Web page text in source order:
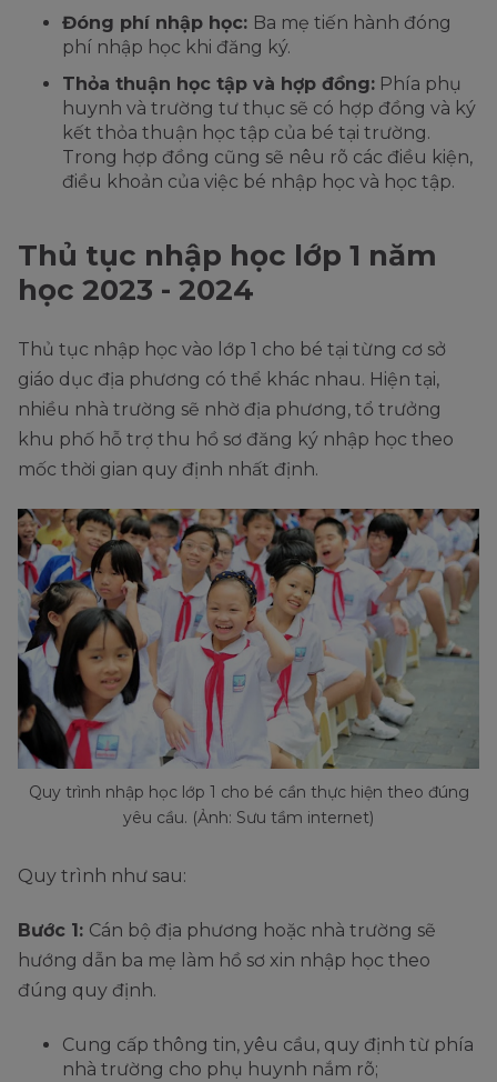
Đóng phí nhập học: Ba mẹ tiến hành đóng
phí nhập học khi đăng ký.
Thỏa thuận học tập và hợp đồng: Phía phụ
huynh và trường tư thục sẽ có hợp đồng và ký
kết thỏa thuận học tập của bé tại trường.
Trong hợp đồng cũng sẽ nêu rõ các điều kiện,
điều khoản của việc bé nhập học và học tập.
Thủ tục nhập học lớp 1 năm
học 2023 - 2024
Thủ tục nhập học vào lớp 1 cho bé tại từng cơ sở
giáo dục địa phương có thể khác nhau. Hiện tại,
nhiều nhà trường sẽ nhờ địa phương, tổ trưởng
khu phố hỗ trợ thu hồ sơ đăng ký nhập học theo
mốc thời gian quy định nhất định.
Quy trình nhập học lớp 1 cho bé cần thực hiện theo đúng
yêu cầu. (Ảnh: Sưu tầm internet)
Quy trình như sau:
Bước 1: Cán bộ địa phương hoặc nhà trường sẽ
hướng dẫn ba mẹ làm hồ sơ xin nhập học theo
đúng quy định.
Cung cấp thông tin, yêu cầu, quy định từ phía
nhà trường cho phụ huynh nắm rõ;